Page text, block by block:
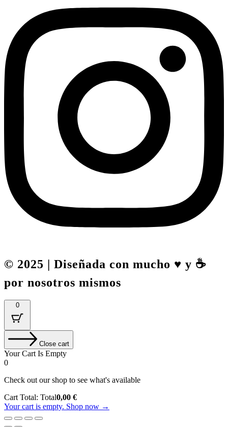
© 2025 | Diseñada con mucho ♥️ y ☕
por nosotros mismos
0
Close cart
Your Cart Is Empty
0
Check out our shop to see what's available
Cart Total: Total0,00 €
Your cart is empty. Shop now →